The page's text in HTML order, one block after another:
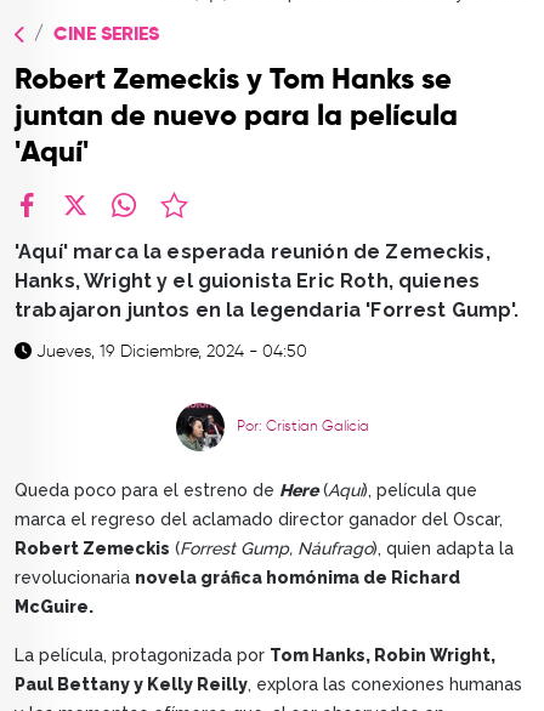
CONTACTO
CINE SERIES
Robert Zemeckis y Tom Hanks se
juntan de nuevo para la película
'Aquí'
'Aquí' marca la esperada reunión de Zemeckis,
Hanks, Wright y el guionista Eric Roth, quienes
trabajaron juntos en la legendaria 'Forrest Gump'.
Jueves, 19 Diciembre, 2024 - 04:50
Por: Cristian Galicia
Queda poco para el estreno de Here(Aquí), película que
marca el regreso del aclamado director ganador del Oscar,
Robert Zemeckis (Forrest Gump, Náufrago), quien adapta la
revolucionaria novela gráfica homónima de Richard
McGuire.
La película, protagonizada por Tom Hanks, Robin Wright,
Paul Bettany y Kelly Reilly, explora las conexiones humanas